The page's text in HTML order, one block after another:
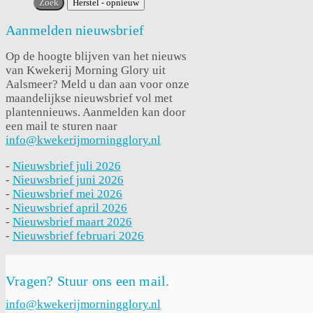
Aanmelden nieuwsbrief
Op de hoogte blijven van het nieuws
van Kwekerij Morning Glory uit
Aalsmeer? Meld u dan aan voor onze
maandelijkse nieuwsbrief vol met
plantennieuws. Aanmelden kan door
een mail te sturen naar
info@kwekerijmorningglory.nl
- Nieuwsbrief juli 2026
- Nieuwsbrief juni 2026
- Nieuwsbrief mei 2026
- Nieuwsbrief april 2026
- Nieuwsbrief maart 2026
- Nieuwsbrief februari 2026
Vragen? Stuur ons een mail.
info@kwekerijmorningglory.nl